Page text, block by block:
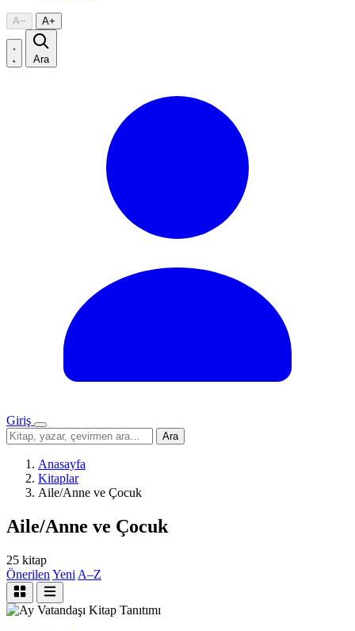
A− A+
Ara
Giriş
Menü
Sitede
ara
Ara
Anasayfa
Kitaplar
Aile/Anne ve Çocuk
Aile/Anne ve Çocuk
25 kitap
Önerilen Yeni A–Z
Kitap Tanıtımı